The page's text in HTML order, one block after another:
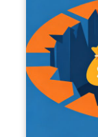
选
？
运
暴
涨
1